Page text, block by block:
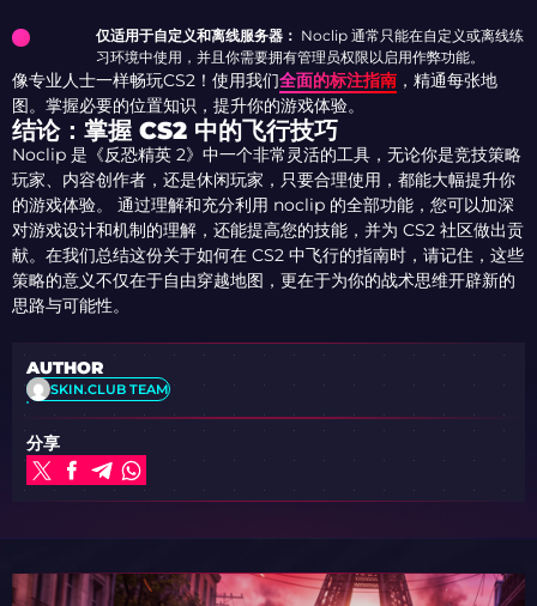
仅适用于自定义和离线服务器： Noclip 通常只能在自定义或离线练
习环境中使用，并且你需要拥有管理员权限以启用作弊功能。
像专业人士一样畅玩CS2！使用我们全面的标注指南 ，精通每张地
图。掌握必要的位置知识，提升你的游戏体验。
结论：掌握 CS2 中的飞行技巧
Noclip 是《反恐精英 2》中一个非常灵活的工具，无论你是竞技策略
玩家、内容创作者，还是休闲玩家，只要合理使用，都能大幅提升你
的游戏体验。 通过理解和充分利用 noclip 的全部功能，您可以加深
对游戏设计和机制的理解，还能提高您的技能，并为 CS2 社区做出贡
献。在我们总结这份关于如何在 CS2 中飞行的指南时，请记住，这些
策略的意义不仅在于自由穿越地图，更在于为你的战术思维开辟新的
思路与可能性。
AUTHOR
SKIN.CLUB TEAM
分享